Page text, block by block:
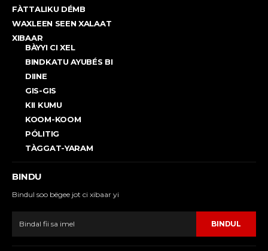
FÀTTALIKU DÉMB
WAXLEEN SEEN XALAAT
XIBAAR
BÀYYI CI XEL
BINDKATU AYUBÉS BI
DIINE
GIS-GIS
KII KUMU
KOOM-KOOM
PÓLITIG
TÀGGAT-YARAM
BINDU
Bindul soo bëgee jot ci xibaar yi
BINDUL